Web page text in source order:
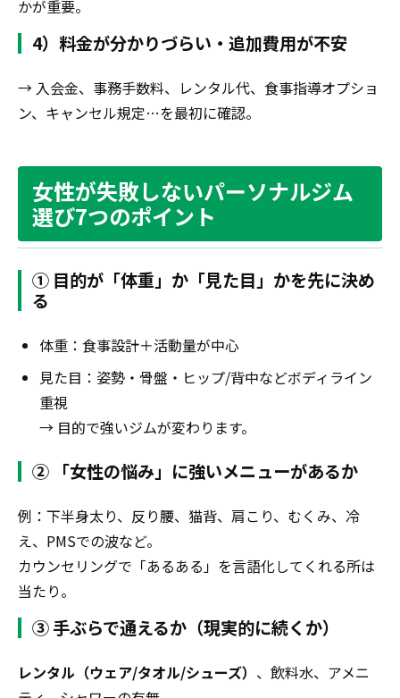
かが重要。
4）料金が分かりづらい・追加費用が不安
→ 入会金、事務手数料、レンタル代、食事指導オプショ
ン、キャンセル規定…を最初に確認。
女性が失敗しないパーソナルジム
選び7つのポイント
① 目的が「体重」か「見た目」かを先に決め
る
体重：食事設計＋活動量が中心
見た目：姿勢・骨盤・ヒップ/背中などボディライン
重視
→ 目的で強いジムが変わります。
② 「女性の悩み」に強いメニューがあるか
例：下半身太り、反り腰、猫背、肩こり、むくみ、冷
え、PMSでの波など。
カウンセリングで「あるある」を言語化してくれる所は
当たり。
③ 手ぶらで通えるか（現実的に続くか）
レンタル（ウェア/タオル/シューズ） 、飲料水、アメニ